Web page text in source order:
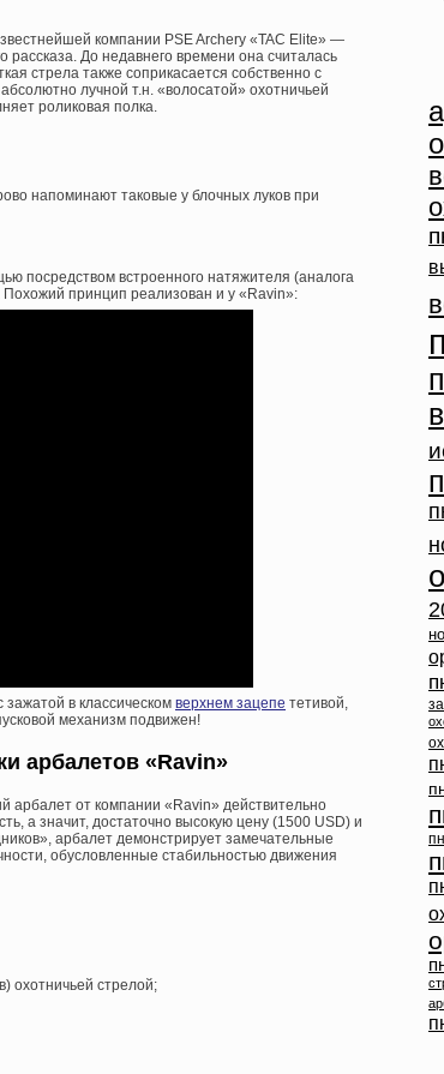
компании PSE Archery «TAC Elite» —
До недавнего времени она считалась
стрела также соприкасается собственно с
лучной т.н. «волосатой» охотничьей
роликовая полка.
напоминают таковые у блочных луков при
посредством встроенного натяжителя (аналога
Похожий принцип реализован и у «Ravin»:
в классическом верхнем зацепе тетивой,
механизм подвижен!
арбалетов «Ravin»
арбалет от компании «Ravin» действительно
а значит, достаточно высокую цену (1500 USD) и
арбалет демонстрирует замечательные
обусловленные стабильностью движения
охотничьей стрелой;